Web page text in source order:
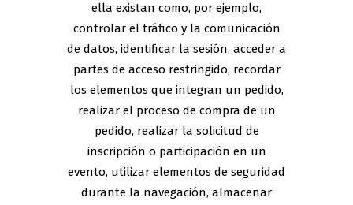
ella existan como, por ejemplo,
controlar el tráfico y la comunicación
de datos, identificar la sesión, acceder a
partes de acceso restringido, recordar
los elementos que integran un pedido,
realizar el proceso de compra de un
pedido, realizar la solicitud de
inscripción o participación en un
evento, utilizar elementos de seguridad
durante la navegación, almacenar